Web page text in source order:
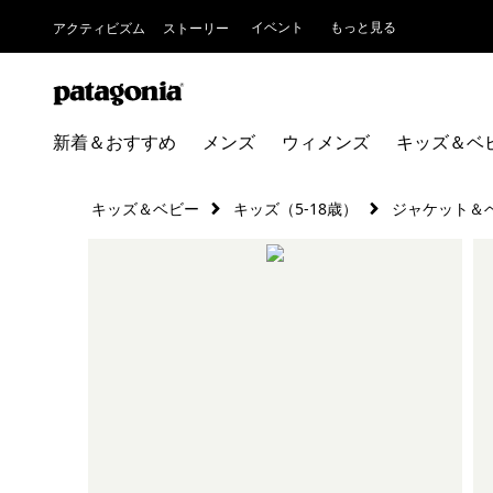
アクティビズム ストーリー イベント もっと見る
新着＆おすすめ メンズ ウィメンズ キッズ＆ベ
キッズ＆ベビー キッズ（5-18歳） ジャケット＆